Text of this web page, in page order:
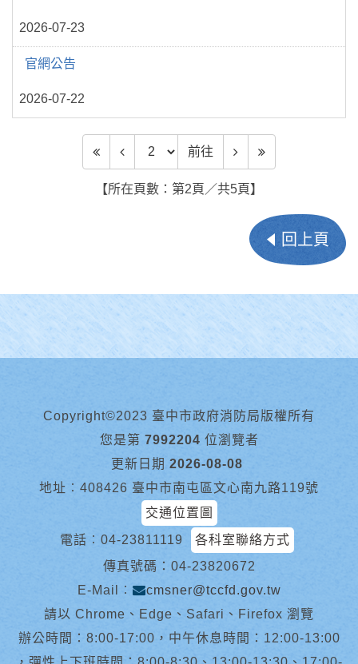
2026-07-23
官網公告
2026-07-22
前往頁數 前往
【所在頁數：第2頁／共5頁】
回上頁
Copyright©2023 臺中市政府消防局版權所有
您是第 7992204 位瀏覽者
更新日期 2026-08-08
地址︰408426 臺中市南屯區文心南九路119號
交通位置圖
電話︰ 04-23811119
各科室聯絡方式
傳真號碼：04-23820672
E-Mail︰
cmsner@tccfd.gov.tw
請以 Chrome、Edge、Safari、Firefox 瀏覽
辦公時間：8:00-17:00，中午休息時間：12:00-13:00